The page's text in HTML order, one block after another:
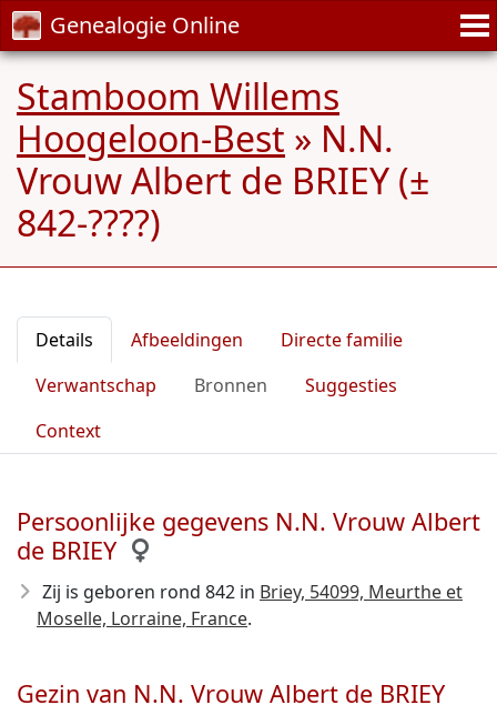
Genealogie Online
Stamboom Willems
Hoogeloon-Best » N.N.
Vrouw Albert de BRIEY (±
842-????)
Details Afbeeldingen
Directe familie
Verwantschap
Bronnen
Suggesties
Context
Persoonlijke gegevens N.N. Vrouw Albert
de BRIEY
Zij is geboren rond 842 in Briey, 54099, Meurthe et
Moselle, Lorraine, France.
Gezin van N.N. Vrouw Albert de BRIEY